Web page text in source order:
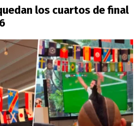
los cuartos de final